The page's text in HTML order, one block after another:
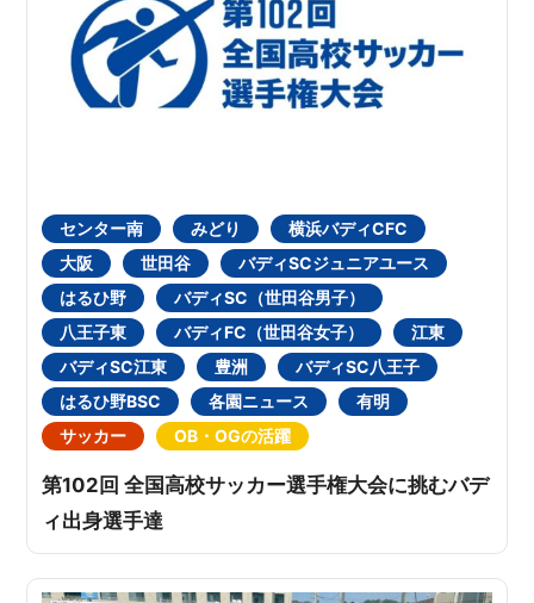
センター南 みどり
横浜バディCFC
大阪
世田谷
バディSCジュニアユース
はるひ野
バディSC（世田谷男子）
八王子東
バディFC（世田谷女子）
江東
バディSC江東
豊洲
バディSC八王子
はるひ野BSC
各園ニュース
有明
サッカー
OB・OGの活躍
第102回 全国高校サッカー選手権大会に挑むバデ
ィ出身選手達